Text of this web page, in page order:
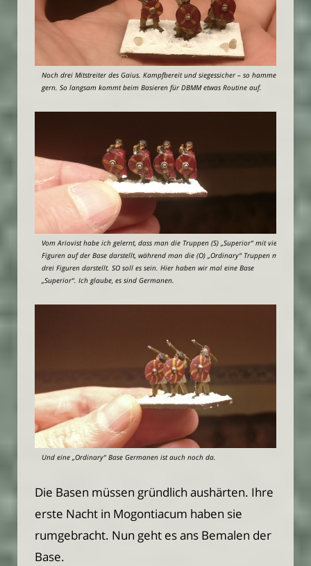
Noch drei Mitstreiter des Gaius. Kampfbereit und siegessicher – so hammers
gern. So langsam kommt beim Basieren für DBMM etwas Routine auf.
Vom Ariovist habe ich gelernt, dass man die Truppen (S) „Superior“ mit vier
Figuren auf der Base darstellt, während man die (O) „Ordinary“ Truppen mit
drei Figuren darstellt. SO soll es sein. Hier haben wir mal eine Base
„Superior“. Ich glaube, es sind Germanen.
Und eine „Ordinary“ Base Germanen ist auch noch da.
Die Basen müssen gründlich aushärten. Ihre
erste Nacht in Mogontiacum haben sie
rumgebracht. Nun geht es ans Bemalen der
Base.